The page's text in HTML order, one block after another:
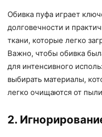
Обивка пуфа играет
долговечности и
ткани, которые легко
Важно, чтобы обивка
для интенсивного
выбирать материалы,
легко очищаются от
2.